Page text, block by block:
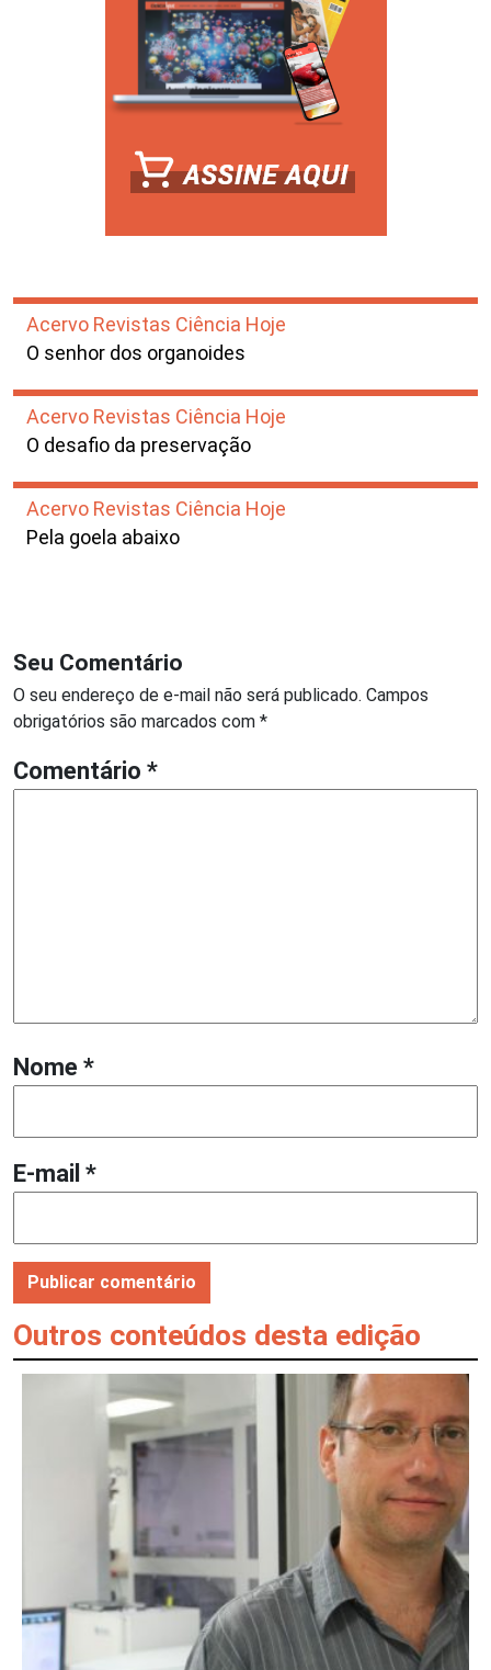
Acervo Revistas Ciência Hoje
O senhor dos organoides
Acervo Revistas Ciência Hoje
O desafio da preservação
Acervo Revistas Ciência Hoje
Pela goela abaixo
Seu Comentário
O seu endereço de e-mail não será publicado. Campos
obrigatórios são marcados com *
Comentário *
Nome *
E-mail *
Outros conteúdos desta edição